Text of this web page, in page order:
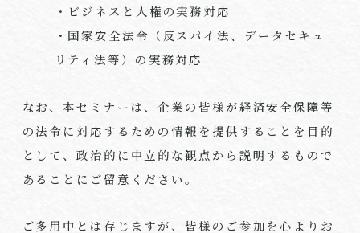
・ビジネスと人権の実務対応
・国家安全法令（反スパイ法、データセキュ
リティ法等）の実務対応
なお、本セミナーは、企業の皆様が経済安全保障等
の法令に対応するための情報を提供することを目的
として、政治的に中立的な観点から説明するもので
あることにご留意ください。
ご多用中とは存じますが、皆様のご参加を心よりお